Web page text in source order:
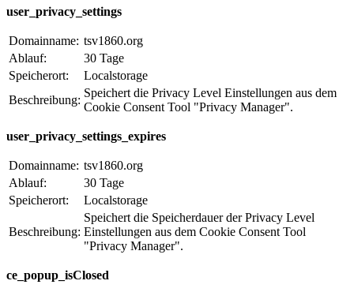
user_privacy_settings
Domainname: tsv1860.org
Ablauf:
30 Tage
Speicherort:
Localstorage
Beschreibung:
Speichert die Privacy Level Einstellungen aus dem
Cookie Consent Tool "Privacy Manager".
user_privacy_settings_expires
Domainname: tsv1860.org
Ablauf:
30 Tage
Speicherort:
Localstorage
Beschreibung:
Speichert die Speicherdauer der Privacy Level
Einstellungen aus dem Cookie Consent Tool
"Privacy Manager".
ce_popup_isClosed